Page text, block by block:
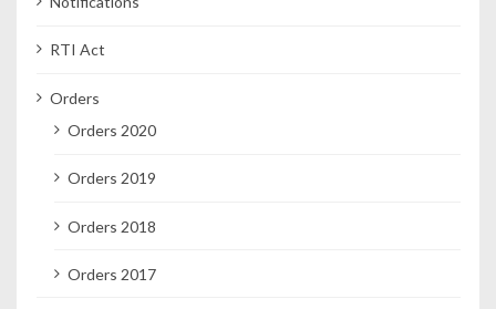
RTI Act
Orders
Orders 2020
Orders 2019
Orders 2018
Orders 2017